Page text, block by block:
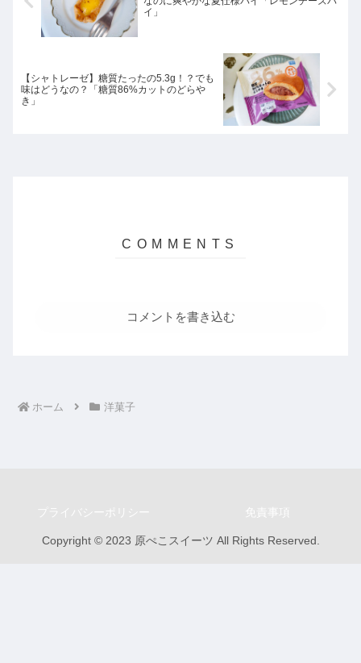
イ」
【シャトレーゼ】糖質たったの5.3g！？でも
味はどうなの？「糖質86%カットのどらや
き」
コメントを書き込む
ホーム 洋菓子
プライバシーポリシー 免責事項
Copyright © 2023 原ぺこスイーツ All Rights Reserved.